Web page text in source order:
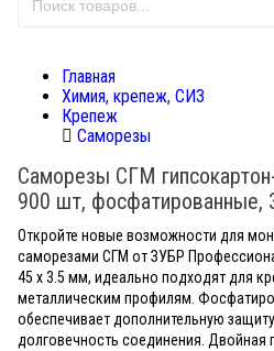
Главная
Химия, крепеж, СИЗ
Крепеж
Саморезы
Саморезы СГМ
900 шт, фосфатированные,
Откройте новые возможности для
саморезами СГМ от ЗУБР
45 х 3.5 мм, идеально подходят для
металлическим профилям.
обеспечивает дополнительную
долговечность соединения. Двойная